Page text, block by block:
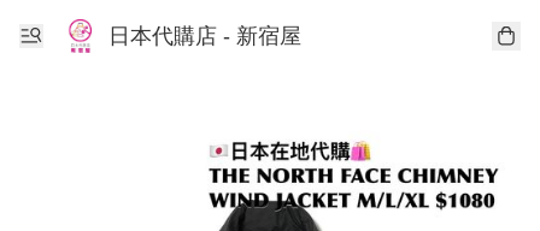
日本代購店 - 新宿屋